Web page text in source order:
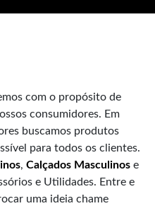
com o propósito de
consumidores. Em
buscamos produtos
para todos os clientes.
, Calçados Masculinos e
e Utilidades. Entre e
uma ideia chame